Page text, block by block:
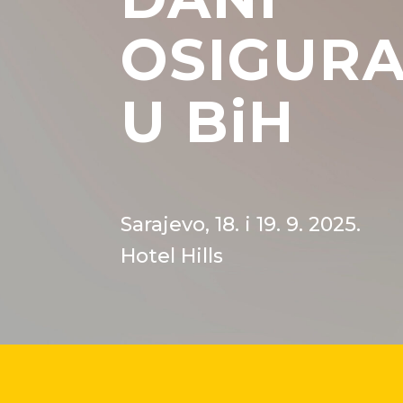
U BiH
Sarajevo, 18. i 19. 9. 2025.
Hotel Hills